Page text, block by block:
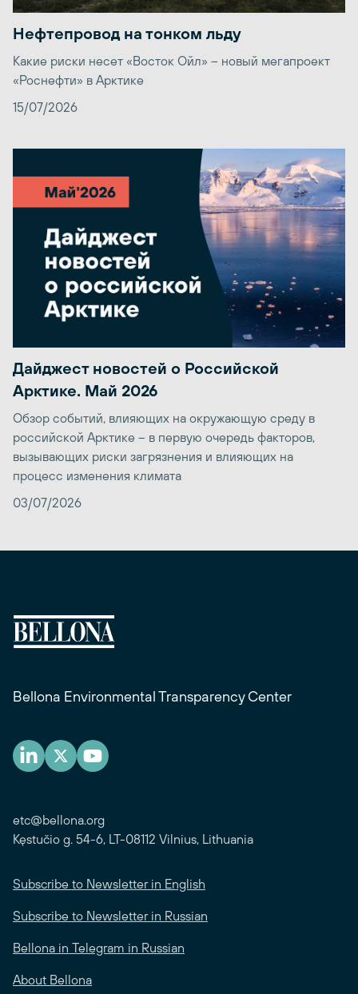
Нефтепровод на тонком льду
Какие риски несет «Восток Ойл» – новый мегапроект
«Роснефти» в Арктике
15/07/2026
Дайджест новостей о Российской
Арктике. Май 2026
Обзор событий, влияющих на окружающую среду в
российской Арктике – в первую очередь факторов,
вызывающих риски загрязнения и влияющих на
процесс изменения климата
03/07/2026
Bellona Environmental Transparency Center
etc@bellona.org
Kęstučio g. 54-6, LT-08112 Vilnius, Lithuania
Subscribe to Newsletter in English
Subscribe to Newsletter in Russian
Bellona in Telegram in Russian
About Bellona